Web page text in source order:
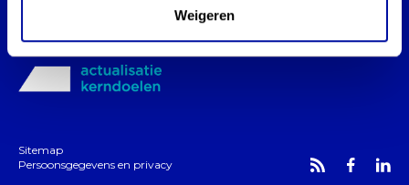
Weigeren
Blijf via dit platform op de hoogte van de
actualisatie van de kerndoelen.
Sitemap
Persoonsgegevens en privacy